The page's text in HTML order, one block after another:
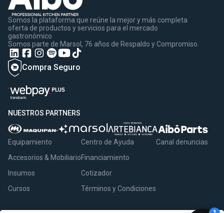
Somos la plataforma que reúne la mejor y más completa
oferta de productos y servicios para el mercado
gastronómico
Somos parte de Marsol, 76 años de Respaldo y Compromiso.
Compra Seguro
NUESTROS PARTNERS
Equipamiento
Accesorios & Mobiliario
Insumos
Cursos
Centro de Ayuda
Financiamiento
Cotizador
Términos y Condiciones
Canal denuncias